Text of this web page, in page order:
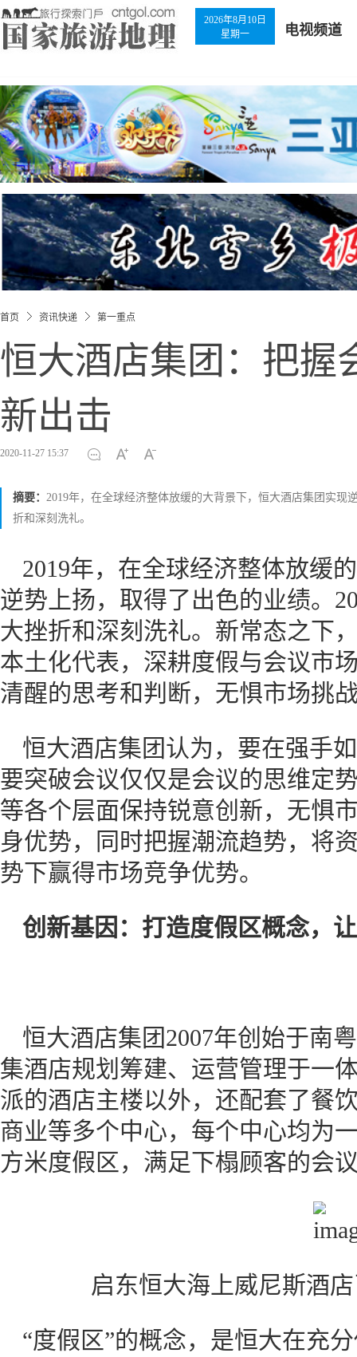
2026年8月10日
星期一
电视频道
首页 资讯快递 第一重点
恒大酒店集团：把握
新出击
2020-11-27 15:37
摘要： 2019年，在全球经济整体放缓的大背景下，恒大酒店集团实现
折和深刻洗礼。
2019年，在全球经济整体放缓
逆势上扬，取得了出色的业绩。
大挫折和深刻洗礼。新常态之下
本土化代表，深耕度假与会议市
清醒的思考和判断，无惧市场挑
恒大酒店集团认为，要在强手
要突破会议仅仅是会议的思维定
等各个层面保持锐意创新，无惧
身优势，同时把握潮流趋势，将
势下赢得市场竞争优势。
创新基因：打造度假区概念，
恒大酒店集团2007年创始于南
集酒店规划筹建、运营管理于一
派的酒店主楼以外，还配套了餐
商业等多个中心，每个中心均为
方米度假区，满足下榻顾客的会
启东恒大海上威尼斯酒
“度假区”的概念，是恒大在充